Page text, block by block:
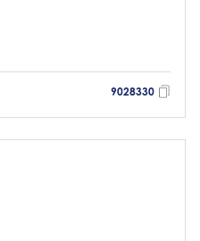
9028330